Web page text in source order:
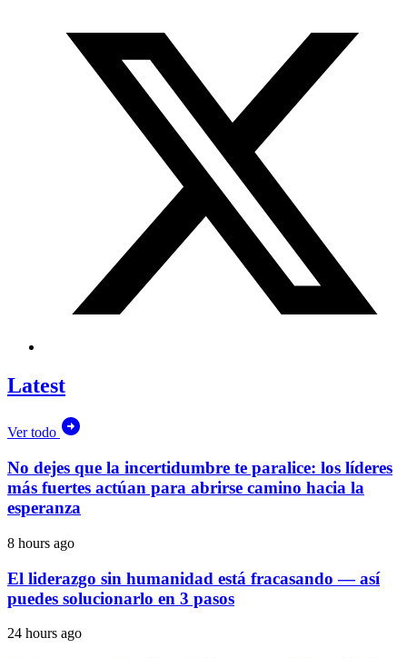
Latest
Ver todo
No dejes que la incertidumbre te paralice: los líderes
más fuertes actúan para abrirse camino hacia la
esperanza
8 hours ago
El liderazgo sin humanidad está fracasando — así
puedes solucionarlo en 3 pasos
24 hours ago